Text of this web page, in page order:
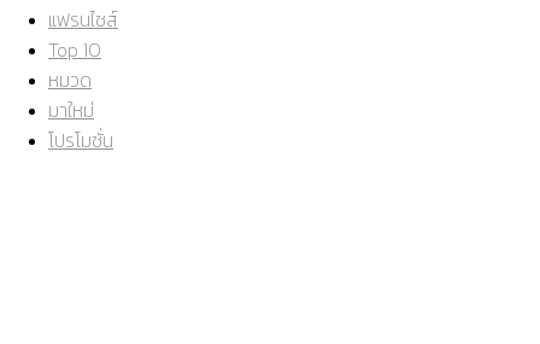
แฟรนไชส์
Top 10
หมวด
มาใหม่
โปรโมชั่น